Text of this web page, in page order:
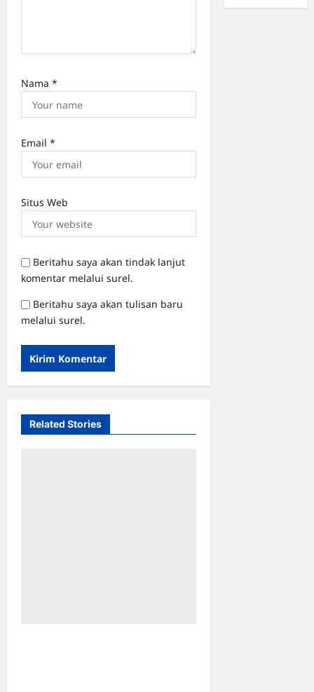
Nama *
Email *
Situs Web
Beritahu saya akan tindak lanjut
komentar melalui surel.
Beritahu saya akan tulisan baru
melalui surel.
Related Stories